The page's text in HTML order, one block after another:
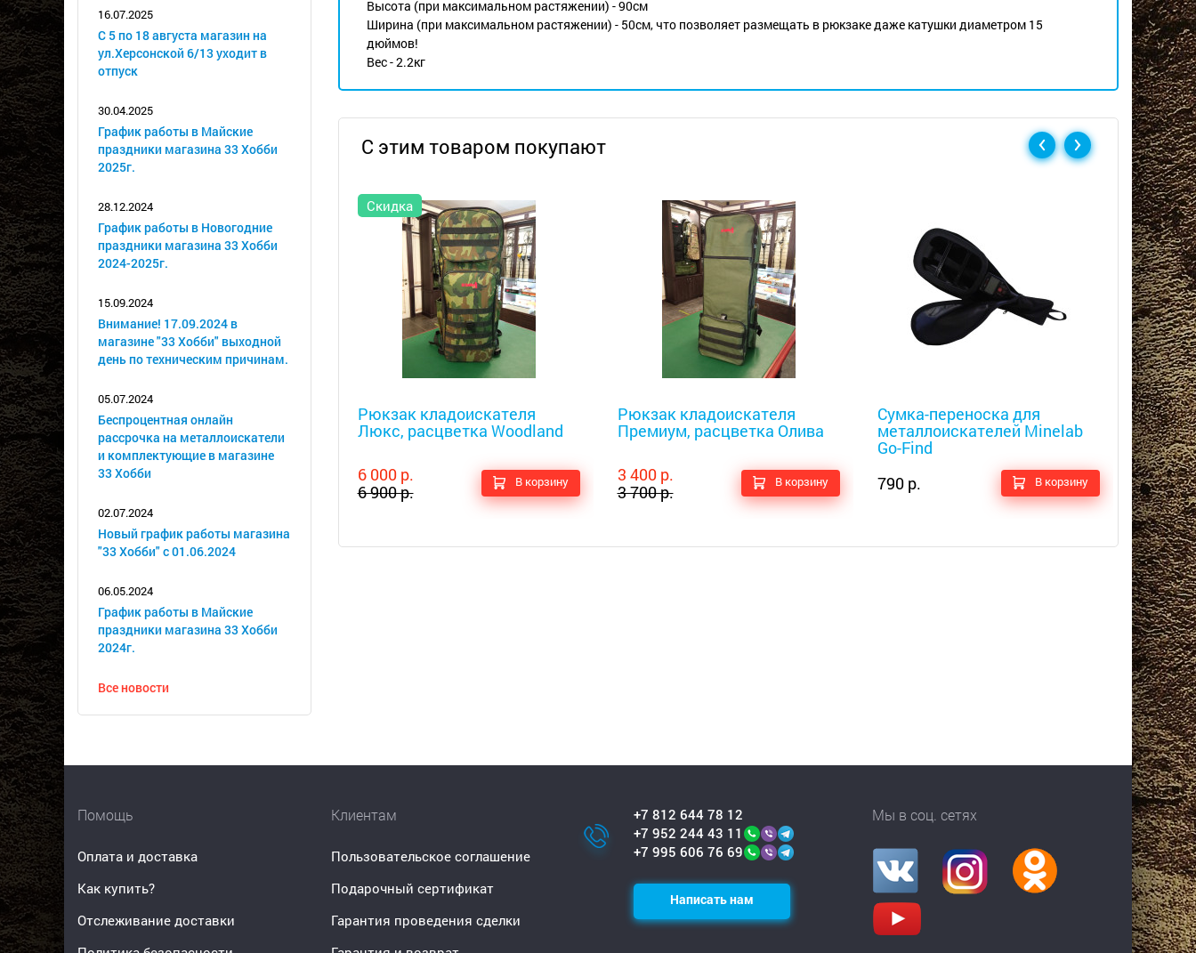
16.07.2025
С 5 по 18 августа магазин на
ул.Херсонской 6/13 уходит в
отпуск
30.04.2025
График работы в Майские
праздники магазина 33 Хобби
2025г.
28.12.2024
График работы в Новогодние
праздники магазина 33 Хобби
2024-2025г.
15.09.2024
Внимание! 17.09.2024 в
магазине "33 Хобби" выходной
день по техническим причинам.
05.07.2024
Беспроцентная онлайн
рассрочка на металлоискатели
и комплектующие в магазине
33 Хобби
02.07.2024
Новый график работы магазина
"33 Хобби" с 01.06.2024
06.05.2024
График работы в Майские
праздники магазина 33 Хобби
2024г.
Все новости
Высота (при максимальном растяжении) - 90см
Ширина (при максимальном растяжении) - 50см, что позволяет размещать в рюкзаке даже катушки диаметром 15
дюймов!
Вес - 2.2кг
С этим товаром покупают
Скидка
Рюкзак кладоискателя
Люкс, расцветка Woodland
6 000 р.
6 900 р.
В корзину
Рюкзак кладоискателя
Премиум, расцветка Олива
3 400 р.
3 700 р.
В корзину
Сумка-переноска для
металлоискателей Minelab
Go-Find
790 р.
В корзину 750 р.
Помощь
Оплата и доставка
Как купить?
Отслеживание доставки
Клиентам
Пользовательское соглашение
Подарочный сертификат
Гарантия проведения сделки
+7 812 644 78 12
+7 952 244 43 11
+7 995 606 76 69
Написать нам
Мы в соц. сетях